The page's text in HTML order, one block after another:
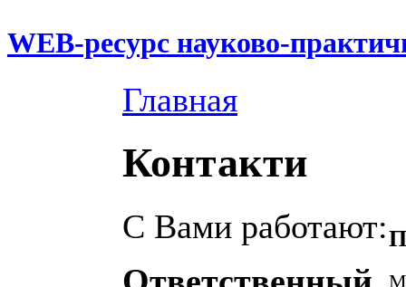
WEB-ресурс науково-
Главная
Контакти
С Вами работают: